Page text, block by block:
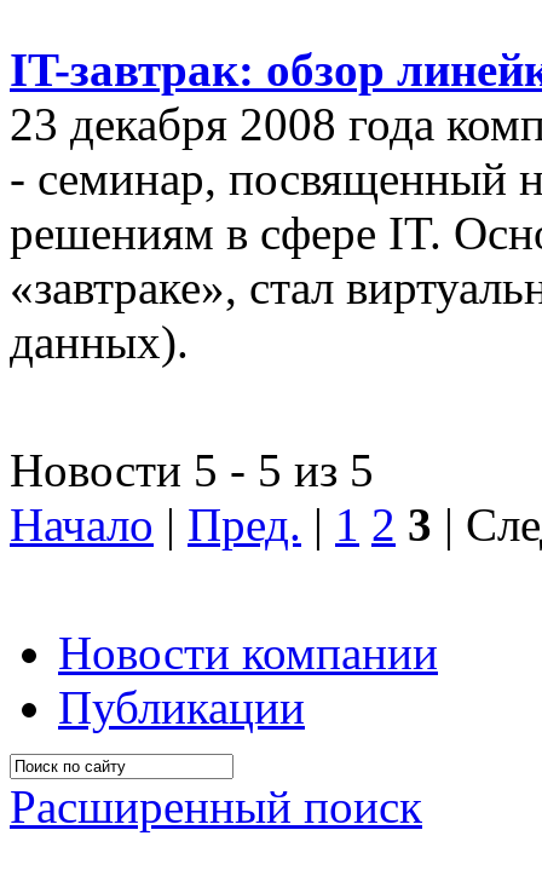
IT-завтрак: обзор
23 декабря 2008 года
- семинар, посвященный
решениям в сфере IT.
«завтраке», стал
данных).
Новости 5 - 5 из 5
Начало | Пред. | 1 2 3 |
Новости компании
Публикации
Расширенный поиск